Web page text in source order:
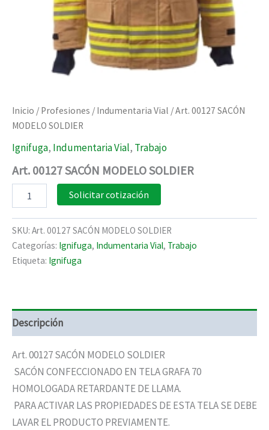
Inicio / Profesiones / Indumentaria Vial / Art. 00127 SACÓN
MODELO SOLDIER
Ignifuga, Indumentaria Vial, Trabajo
Art. 00127 SACÓN MODELO SOLDIER
00127
MODELO
SOLDIER
cantidad
Solicitar cotización
SKU: Art. 00127 SACÓN MODELO SOLDIER
Categorías: Ignifuga, Indumentaria Vial, Trabajo
Etiqueta: Ignifuga
Descripción
Art. 00127 SACÓN MODELO SOLDIER
SACÓN CONFECCIONADO EN TELA GRAFA 70
HOMOLOGADA RETARDANTE DE LLAMA.
PARA ACTIVAR LAS PROPIEDADES DE ESTA TELA SE DEBE
LAVAR EL PRODUCTO PREVIAMENTE.